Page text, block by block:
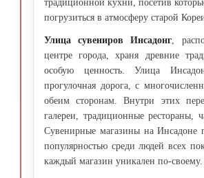
традиционной кухни, посетив
погрузиться в атмосферу старой
Улица сувениров Инсадонг,
центре города, храня древние
особую ценность. Улица
прогулочная дорога, с
обеим сторонам. Внутри этих
галереи, традиционные рестораны,
Сувенирные магазины на Инсадоне
популярностью среди людей всех
каждый магазин уникален по-своему.